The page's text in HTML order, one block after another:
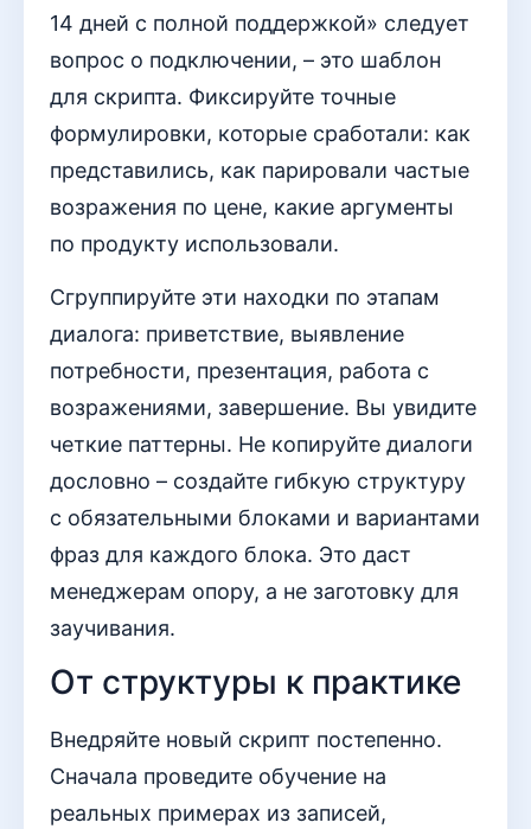
14 дней с полной поддержкой» следует
вопрос о подключении, – это шаблон
для скрипта. Фиксируйте точные
формулировки, которые сработали: как
представились, как парировали частые
возражения по цене, какие аргументы
по продукту использовали.
Сгруппируйте эти находки по этапам
диалога: приветствие, выявление
потребности, презентация, работа с
возражениями, завершение. Вы увидите
четкие паттерны. Не копируйте диалоги
дословно – создайте гибкую структуру
с обязательными блоками и вариантами
фраз для каждого блока. Это даст
менеджерам опору, а не заготовку для
заучивания.
От структуры к практике
Внедряйте новый скрипт постепенно.
Сначала проведите обучение на
реальных примерах из записей,